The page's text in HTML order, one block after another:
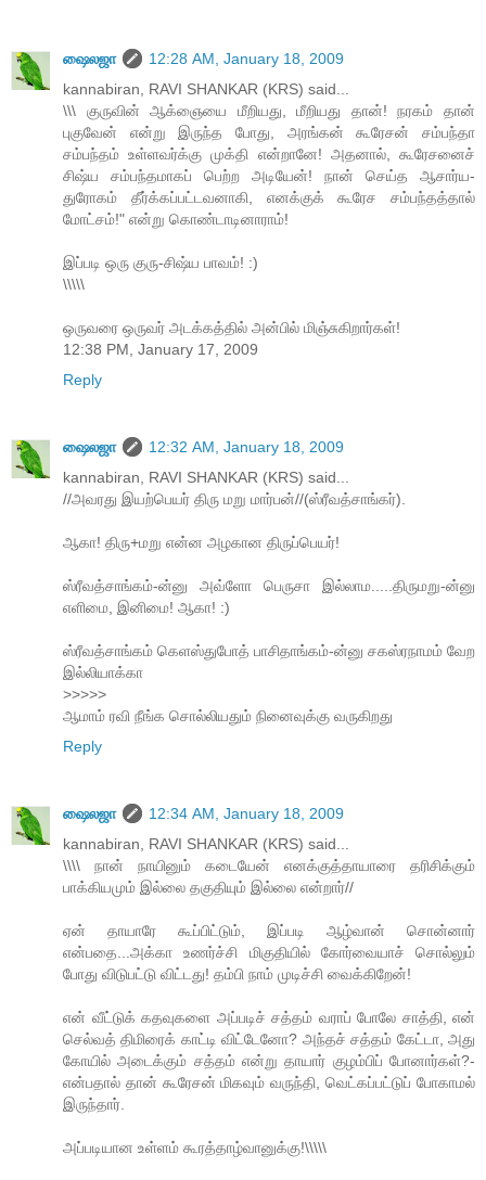
ஷைலஜா
12:28 AM, January 18, 2009
kannabiran, RAVI SHANKAR (KRS) said...
\\\ குருவின் ஆக்ஞையை மீறியது, மீறியது தான்! நரகம் தான்
புகுவேன் என்று இருந்த போது, அரங்கன் கூரேசன் சம்பந்தா
சம்பந்தம் உள்ளவர்க்கு முக்தி என்றானே! அதனால், கூரேசனைச்
சிஷ்ய சம்பந்தமாகப் பெற்ற அடியேன்! நான் செய்த ஆசார்ய-
துரோகம் தீர்க்கப்பட்டவனாகி, எனக்குக் கூரேச சம்பந்தத்தால்
மோட்சம்!" என்று கொண்டாடினாராம்!
இப்படி ஒரு குரு-சிஷ்ய பாவம்! :)
\\\\\
ஒருவரை ஒருவர் அடக்கத்தில் அன்பில் மிஞ்சுகிறார்கள்!
12:38 PM, January 17, 2009
Reply
ஷைலஜா
12:32 AM, January 18, 2009
kannabiran, RAVI SHANKAR (KRS) said...
//அவரது இயற்பெயர் திரு மறு மார்பன்//(ஸ்ரீவத்சாங்கர்).
ஆகா! திரு+மறு என்ன அழகான திருப்பெயர்!
ஸ்ரீவத்சாங்கம்-ன்னு அவ்ளோ பெருசா இல்லாம.....திருமறு-ன்னு
எளிமை, இனிமை! ஆகா! :)
ஸ்ரீவத்சாங்கம் கெளஸ்துபோத் பாசிதாங்கம்-ன்னு சகஸ்ரநாமம் வேற
இல்லியாக்கா
>>>>>
ஆமாம் ரவி நீங்க சொல்லியதும் நினைவுக்கு வருகிறது
Reply
ஷைலஜா
12:34 AM, January 18, 2009
kannabiran, RAVI SHANKAR (KRS) said...
\\\\ நான் நாயினும் கடையேன் எனக்குத்தாயாரை தரிசிக்கும்
பாக்கியமும் இல்லை தகுதியும் இல்லை என்றார்//
ஏன் தாயாரே கூப்பிட்டும், இப்படி ஆழ்வான் சொன்னார்
என்பதை...அக்கா உணர்ச்சி மிகுதியில் கோர்வையாச் சொல்லும்
போது விடுபட்டு விட்டது! தம்பி நாம் முடிச்சி வைக்கிறேன்!
என் வீட்டுக் கதவுகளை அப்படிச் சத்தம் வராப் போலே சாத்தி, என்
செல்வத் திமிரைக் காட்டி விட்டேனோ? அந்தச் சத்தம் கேட்டா, அது
கோயில் அடைக்கும் சத்தம் என்று தாயார் குழம்பிப் போனார்கள்?-
என்பதால் தான் கூரேசன் மிகவும் வருந்தி, வெட்கப்பட்டுப் போகாமல்
இருந்தார்.
அப்படியான உள்ளம் கூரத்தாழ்வானுக்கு!\\\\\